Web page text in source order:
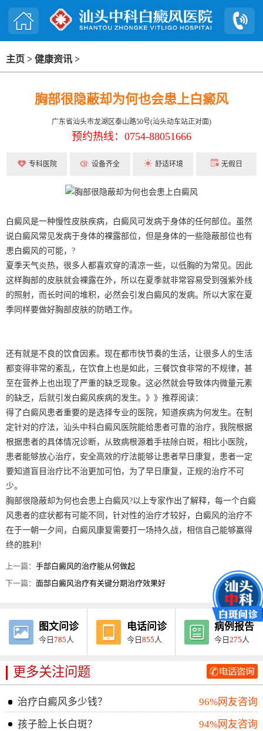
主页 > 健康资讯 >
胸部很隐蔽却为何也会患上白癜风
广东省汕头市龙湖区泰山路50号(汕头动车站正对面)
预约热线：0754-88051666
专科医院 设备齐全 舒适环境 无假日
白癜风是一种慢性皮肤疾病，白癜风可发病于身体的任何部位。虽然
说白癜风常见发病于身体的裸露部位，但是身体的一些隐蔽部位也有
患白癜风的可能，?
夏季天气炎热，很多人都喜欢穿的清凉一些，以低胸的为常见。因此
这样胸部的皮肤就会裸露在外，所以在夏季就非常容易受到强紫外线
的照射，而长时间的堆积，必然会引发白癜风的发病。所以大家在夏
季同样要做好胸部皮肤的防晒工作。
还有就是不良的饮食因素。现在都市快节奏的生活，让很多人的生活
都变得非常的紊乱，在饮食上也是如此，三餐饮食非常的不规律，甚
至在营养上也出现了严重的缺乏现象。这必然就会导致体内微量元素
的缺乏，后就引发白癜风疾病的发生。》》推荐阅读：
得了白癜风患者重要的是选择专业的医院，知道疾病为何发生。在制
定针对的疗法，汕头中科白癜风医院能给患者可靠的治疗，我院根据
根据患者的具体情况诊断，从致病根源着手祛除白斑，相比小医院，
患者能够放心治疗，安全高效的疗法能够让患者早日康复，患者一定
要知道盲目治疗比不治更加可怕，为了早日康复，正规的治疗不可
少。
胸部很隐蔽却为何也会患上白癜风?以上专家作出了解释，每一个白癜
风患者的症状都有可能不同，针对性的治疗才较好，白癜风的治疗不
在于一朝一夕间，白癜风康复需要打一场持久战，相信自己能够赢得
终的胜利!
上一篇：手部白癜风的治疗能从何做起
下一篇：面部白癜风治疗有关键分期治疗效果好
图文问诊
今日785 人
电话问诊
今日855 人
病例报告
今日275 人
更多关注问题
治疗白癜风多少钱？
96%网友咨询
孩子脸上长白斑？
94%网友咨询